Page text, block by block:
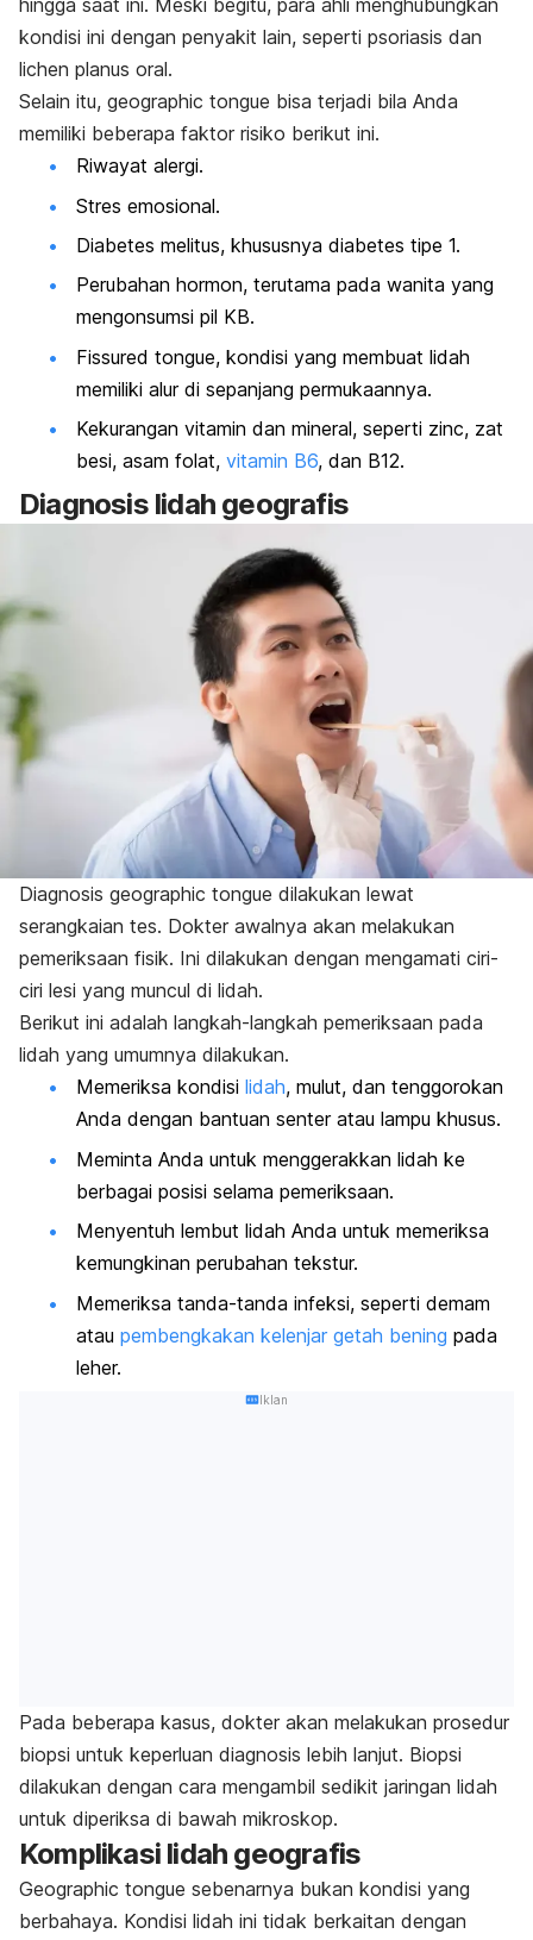
hingga saat ini. Meski begitu, para ahli menghubungkan
kondisi ini dengan penyakit lain, seperti psoriasis dan
lichen planus oral.
Selain itu, geographic tongue bisa terjadi bila Anda
memiliki beberapa faktor risiko berikut ini.
Riwayat alergi.
Stres emosional.
Diabetes melitus, khususnya diabetes tipe 1.
Perubahan hormon, terutama pada wanita yang
mengonsumsi pil KB.
Fissured tongue, kondisi yang membuat lidah
memiliki alur di sepanjang permukaannya.
Kekurangan vitamin dan mineral, seperti zinc, zat
besi, asam folat, vitamin B6, dan B12.
Diagnosis lidah geografis
Diagnosis geographic tongue dilakukan lewat
serangkaian tes. Dokter awalnya akan melakukan
pemeriksaan fisik. Ini dilakukan dengan mengamati ciri-
ciri lesi yang muncul di lidah.
Berikut ini adalah langkah-langkah pemeriksaan pada
lidah yang umumnya dilakukan.
Memeriksa kondisi lidah, mulut, dan tenggorokan
Anda dengan bantuan senter atau lampu khusus.
Meminta Anda untuk menggerakkan lidah ke
berbagai posisi selama pemeriksaan.
Menyentuh lembut lidah Anda untuk memeriksa
kemungkinan perubahan tekstur.
Memeriksa tanda-tanda infeksi, seperti demam
atau pembengkakan kelenjar getah bening pada
leher.
Iklan
Pada beberapa kasus, dokter akan melakukan prosedur
biopsi untuk keperluan diagnosis lebih lanjut. Biopsi
dilakukan dengan cara mengambil sedikit jaringan lidah
untuk diperiksa di bawah mikroskop.
Komplikasi lidah geografis
Geographic tongue sebenarnya bukan kondisi yang
berbahaya. Kondisi lidah ini tidak berkaitan dengan